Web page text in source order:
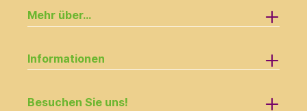
Mehr über...
Informationen
Besuchen Sie uns!